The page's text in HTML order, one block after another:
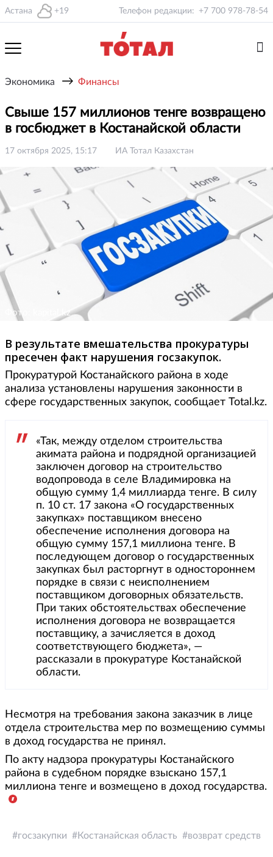
Астана +19 Телефон редакции: +7 700 978-78-54
Экономика → Финансы
Свыше 157 миллионов тенге возвращено
в госбюджет в Костанайской области
17 октября 2025, 15:17 ИА Тотал Казахстан
Фото: kapital.kz
В результате вмешательства прокуратуры
пресечен факт нарушения госзакупок.
Прокуратурой Костанайского района в ходе
анализа установлены нарушения законности в
сфере государственных закупок, сообщает Total.kz.
«Так, между отделом строительства
акимата района и подрядной организацией
заключен договор на строительство
водопровода в селе Владимировка на
общую сумму 1,4 миллиарда тенге. В силу
п. 10 ст. 17 закона «О государственных
закупках» поставщиком внесено
обеспечение исполнения договора на
общую сумму 157,1 миллиона тенге. В
последующем договор о государственных
закупках был расторгнут в одностороннем
порядке в связи с неисполнением
поставщиком договорных обязательств.
При таких обстоятельствах обеспечение
исполнения договора не возвращается
поставщику, а зачисляется в доход
соответствующего бюджета», —
рассказали в прокуратуре Костанайской
области.
Несмотря на требования закона заказчик в лице
отдела строительства мер по возмещению суммы
в доход государства не принял.
По акту надзора прокуратуры Костанайского
района в судебном порядке взыскано 157,1
миллиона тенге и возмещено в доход государства.
госзакупки Костанайская область возврат средств